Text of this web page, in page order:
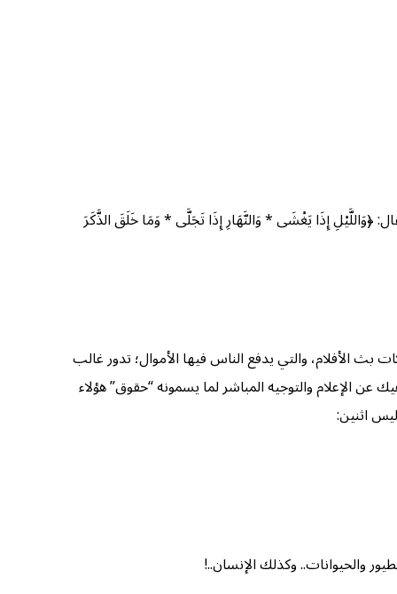
﴿وَاللَّيْلِ إِذَا يَغْشَى * وَالنَّهَارِ إِذَا تَجَلَّى * وَمَا خَلَقَ الذَّكَرَ
بث الأفلام، والتي يدفع الناس فيها الأموال؛ تدور غالب
عن الإعلام والتوجيه المباشر لما يسمونه “حقوق” هؤلاء
اثنين:
والحيوانات.. وكذلك الإنسان..!